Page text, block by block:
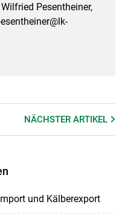
Pesentheiner,
NÄCHSTERARTIKEL
und Kälberexport